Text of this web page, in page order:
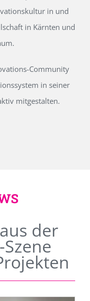
in und
in Kärnten und
Community
in seiner
mitgestalten.
der